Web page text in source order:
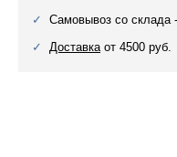
Самовывоз со склада -
Доставкаот 4500 руб.